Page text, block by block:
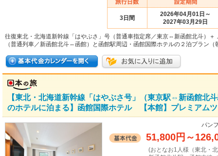
3日間
2026年04月01日～
2027年03月29日
往復東北・北海道新幹線「はやぶさ」号（普通車指定席／東京⇔新函館北斗）＋
（普通列車／新函館北斗⇔函館）と函館駅周辺・函館国際ホテルの２泊プラン（
【東北・北海道新幹線「はやぶさ号」（東京駅⇔新函館北
のホテルに泊まる】函館国際ホテル 【本館】プレミアム
パン
51,800円 ～
(おとなお1人様（東北・